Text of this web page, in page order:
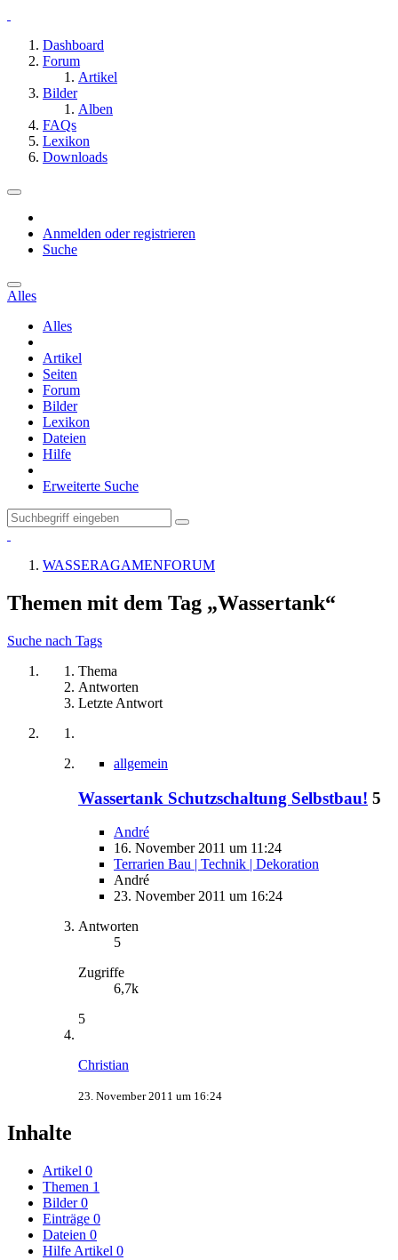
Dashboard
Forum
Artikel
Bilder
Alben
FAQs
Lexikon
Downloads
Anmelden oder registrieren
Suche
Alles
Alles
Artikel
Seiten
Forum
Bilder
Lexikon
Dateien
Hilfe
Erweiterte Suche
WASSERAGAMENFORUM
Themen mit dem Tag „Wassertank“
Suche nach Tags
Thema
Antworten
Letzte Antwort
allgemein
Wassertank Schutzschaltung Selbstbau! 5
André
16. November 2011 um 11:24
Terrarien Bau | Technik | Dekoration
André
23. November 2011 um 16:24
Antworten
5
Zugriffe
6,7k
5
Christian
23. November 2011 um 16:24
Inhalte
Artikel 0
Themen 1
Bilder 0
Einträge 0
Dateien 0
Hilfe Artikel 0